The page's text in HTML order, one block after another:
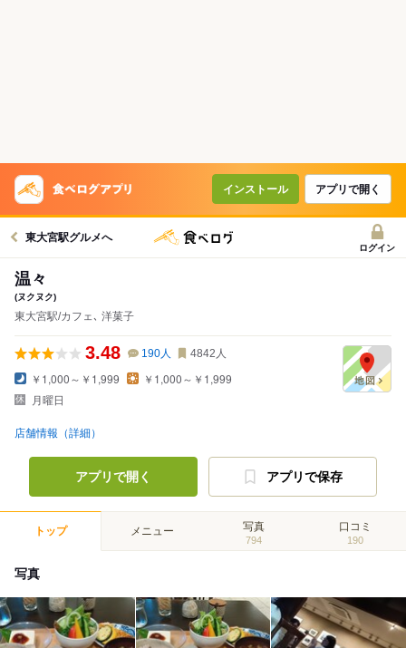
インストール アプリで開く
東大宮駅グルメへ
ログイン
温々
(ヌクヌク)
東大宮駅/カフェ､ 洋菓子
3.48 190人 4842 人
￥1,000～￥1,999
￥1,000～￥1,999
月曜日
店舗情報（詳細）
アプリで開く アプリで保存
トップ メニュー 写真
794
口コミ
190
写真